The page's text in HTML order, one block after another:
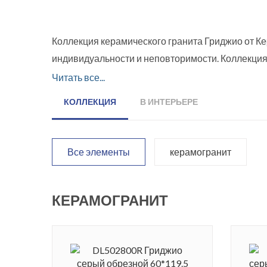
Коллекция керамического гранита Гриджио от
индивидуальности и неповторимости.
при оформлении больших площадей.
современного интерьера. Серый цвет хорошо
Читать все...
КОЛЛЕКЦИЯ В ИНТЕРЬЕРЕ
Все элементы керамогранит
КЕРАМОГРАНИТ